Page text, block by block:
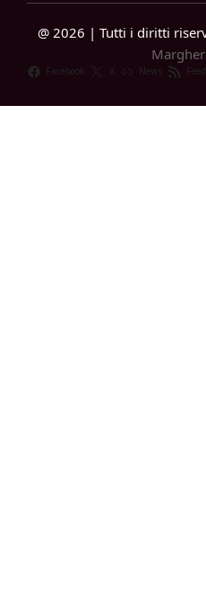
@ 2026 | Tutti i diritti
Facebook X News